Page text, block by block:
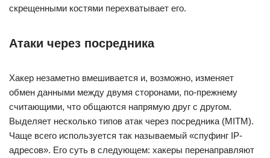
Атаки через посредника
Хакер незаметно вмешивается и, возможно, изменяет
обмен данными между двумя сторонами, по-прежнему
считающими, что общаются напрямую друг с другом.
Выделяет несколько типов атак через посредника (MITM).
Чаще всего используется так называемый «спуфинг IP-
адресов». Его суть в следующем: хакеры перенаправляют